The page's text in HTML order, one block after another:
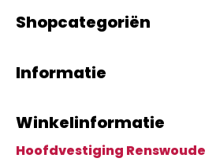
Shopcategoriën
Informatie
Winkelinformatie
Hoofdvestiging Renswoude